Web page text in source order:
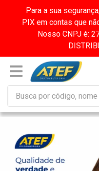
Para a sua
PIX em contas que
Nosso CNPJ é: